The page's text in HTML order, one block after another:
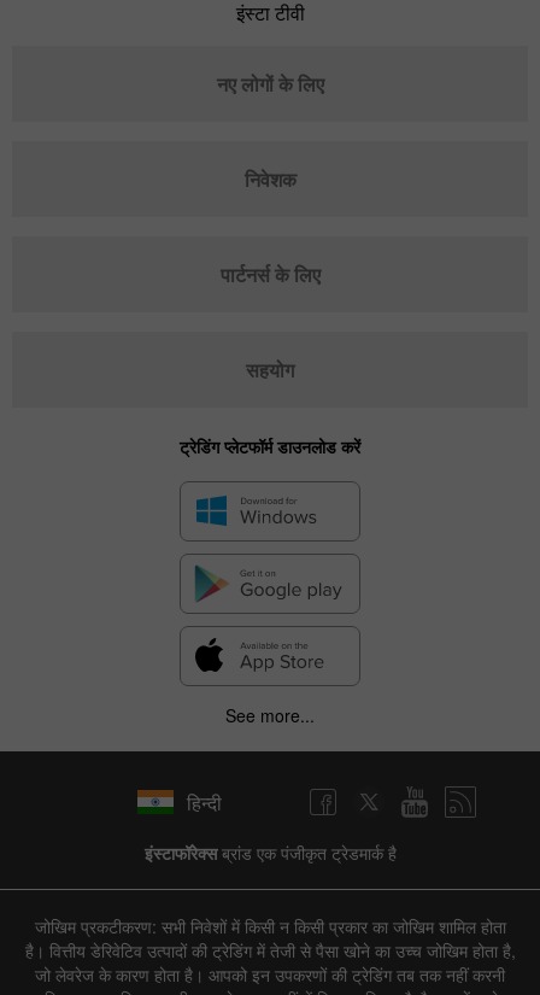
इंस्टा टीवी
नए लोगों के लिए
निवेशक
पार्टनर्स के लिए
सहयोग
ट्रेडिंग प्लेटफॉर्म डाउनलोड करें
See more...
हिन्दी
इंस्टाफॉरेक्सब्रांड एक पंजीकृत ट्रेडमार्क है
जोखिम प्रकटीकरण: सभी निवेशों में किसी न किसी प्रकार का जोखिम शामिल होता
है। वित्तीय डेरिवेटिव उत्पादों की ट्रेडिंग में तेजी से पैसा खोने का उच्च जोखिम होता है,
जो लेवरेज के कारण होता है। आपको इन उपकरणों की ट्रेडिंग तब तक नहीं करनी